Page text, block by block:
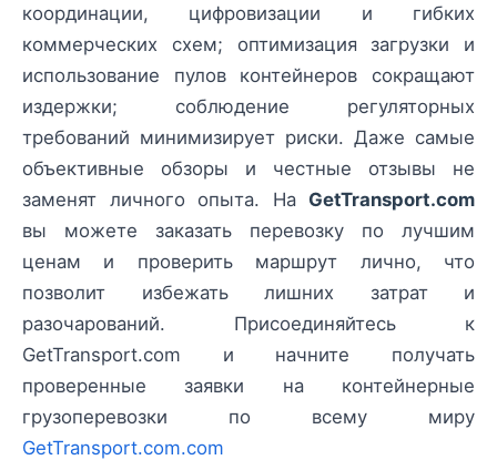
координации, цифровизации и гибких
коммерческих схем; оптимизация загрузки и
использование пулов контейнеров сокращают
издержки; соблюдение регуляторных
требований минимизирует риски. Даже самые
объективные обзоры и честные отзывы не
заменят личного опыта. На GetTransport.com
вы можете заказать перевозку по лучшим
ценам и проверить маршрут лично, что
позволит избежать лишних затрат и
разочарований. Присоединяйтесь к
GetTransport.com и начните получать
проверенные заявки на контейнерные
грузоперевозки по всему миру
GetTransport.com.com